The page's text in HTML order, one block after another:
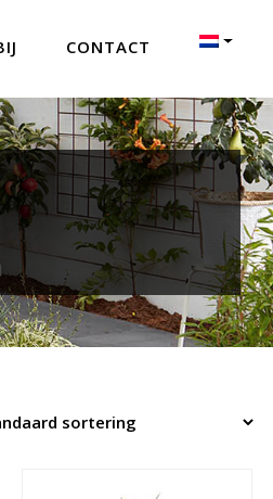
CONTACT